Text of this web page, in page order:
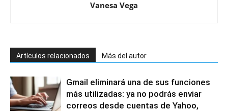
Vanesa Vega
Artículos relacionados Más del autor
Gmail eliminará una de sus funciones
más utilizadas: ya no podrás enviar
correos desde cuentas de Yahoo,